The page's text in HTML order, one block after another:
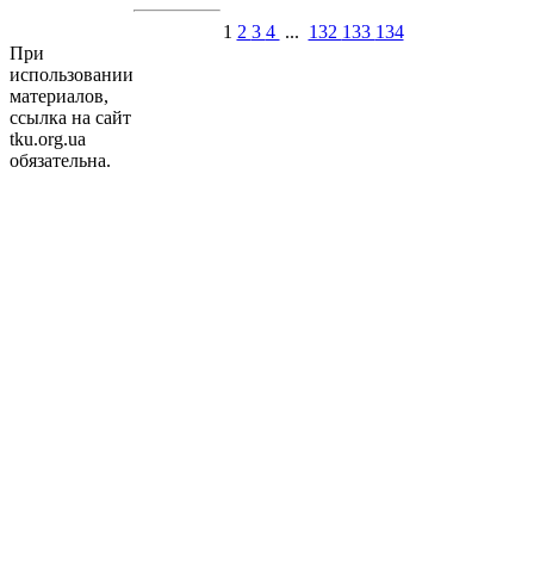
1 2 3 4 ... 132 133 134
При
использовании
материалов,
ссылка на сайт
tku.org.ua
обязательна.